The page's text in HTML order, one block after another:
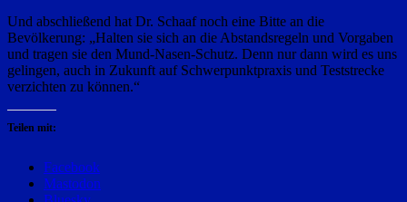
Und abschließend hat Dr. Schaaf noch eine Bitte an die
Bevölkerung: „Halten sie sich an die Abstandsregeln und Vorgaben
und tragen sie den Mund-Nasen-Schutz. Denn nur dann wird es uns
gelingen, auch in Zukunft auf Schwerpunktpraxis und Teststrecke
verzichten zu können.“
Teilen mit:
Facebook
Mastodon